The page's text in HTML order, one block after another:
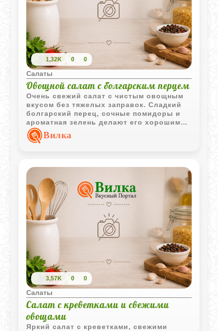
1,32K 0 0
Салаты
Овощной салат с болгарским перцем
Очень свежий салат с чистым овощным
вкусом без тяжелых заправок. Сладкий
болгарский перец, сочные помидоры и
ароматная зелень делают его хорошим
дополнением почти к любому горячему
блюду.Вилка
3,57K 0 0
Салаты
Салат с креветками и свежими
овощами
Яркий салат с креветками, свежими